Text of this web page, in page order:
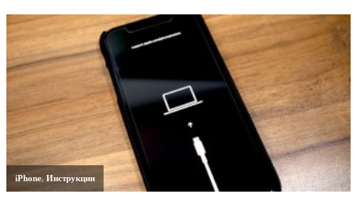
iPhone,Инструкции